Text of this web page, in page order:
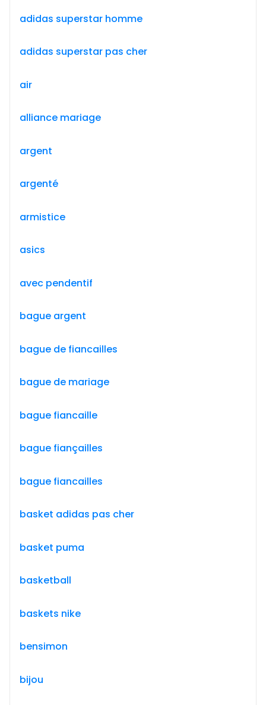
adidas superstar homme
adidas superstar pas cher
air
alliance mariage
argent
argenté
armistice
asics
avec pendentif
bague argent
bague de fiancailles
bague de mariage
bague fiancaille
bague fiançailles
bague fiancailles
basket adidas pas cher
basket puma
basketball
baskets nike
bensimon
bijou